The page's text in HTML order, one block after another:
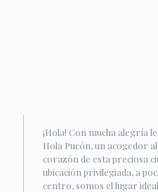
¡Hola! Con mucha alegría
Hola Pucón, un acogedor
corazón de esta preciosa
ubicación privilegiada, a
centro, somos el lugar